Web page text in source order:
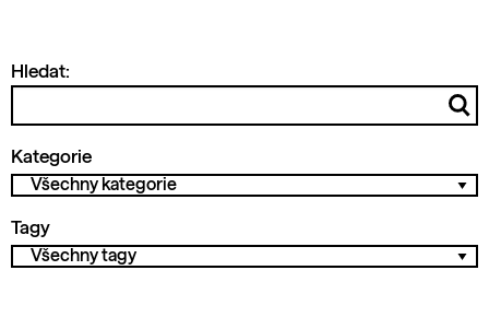
Hledat:
Kategorie
Tagy